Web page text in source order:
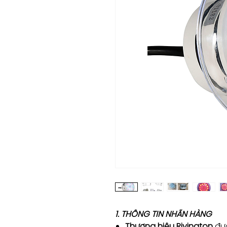
1. THÔNG TIN NHÃN HÀNG